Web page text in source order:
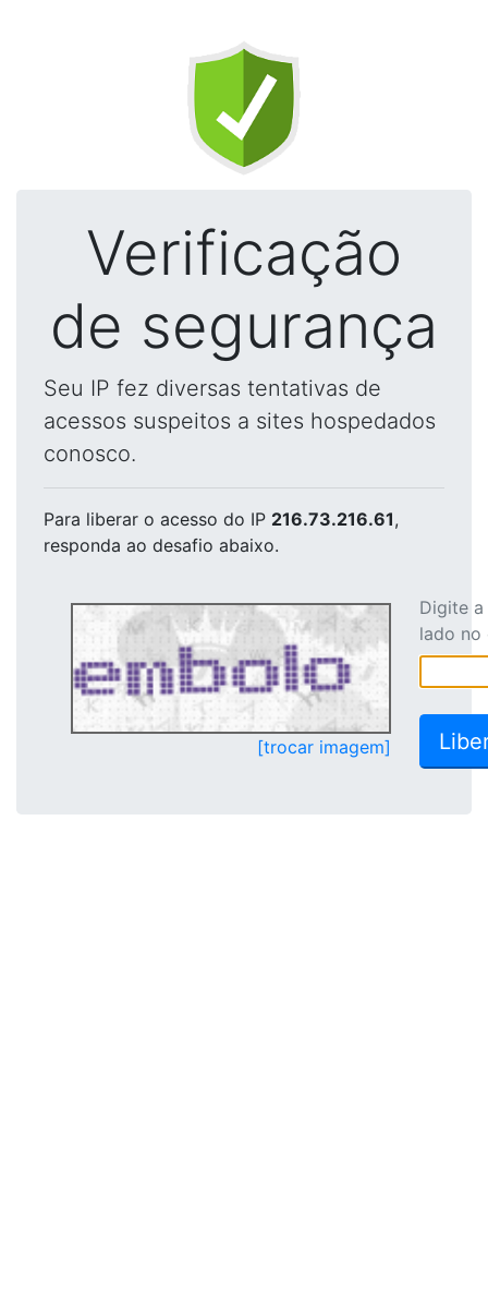
Verificação
de segurança
Seu IP fez diversas tentativas de
acessos suspeitos a sites hospedados
conosco.
Para liberar o acesso do IP 216.73.216.61,
responda ao desafio abaixo.
[trocar imagem]
Digite
lado no